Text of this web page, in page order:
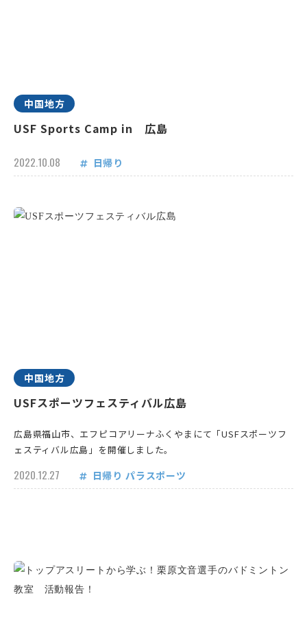
中国地方
USF Sports Camp in 広島
2022.10.08 日帰り
中国地方
USFスポーツフェスティバル広島
広島県福山市、エフピコアリーナふくやまにて「USFスポーツフ
ェスティバル広島」を開催しました。
2020.12.27 日帰り パラスポーツ